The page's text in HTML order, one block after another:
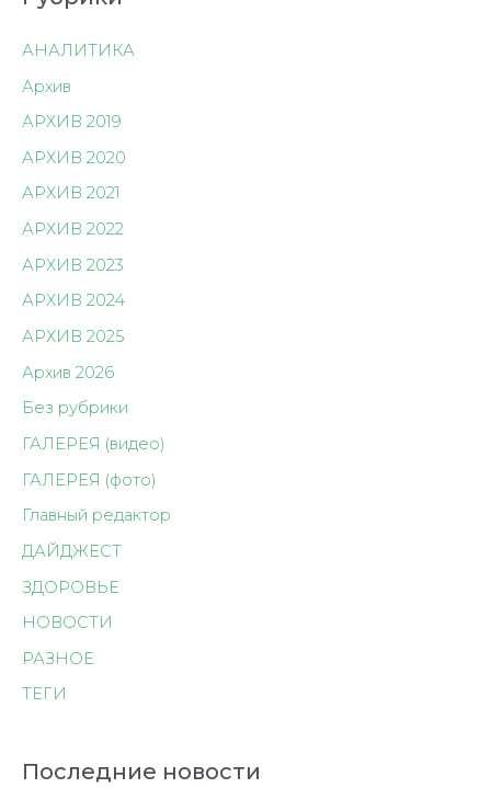
АНАЛИТИКА
Архив
АРХИВ 2019
АРХИВ 2020
АРХИВ 2021
АРХИВ 2022
АРХИВ 2023
АРХИВ 2024
АРХИВ 2025
Архив 2026
Без рубрики
ГАЛЕРЕЯ (видео)
ГАЛЕРЕЯ (фото)
Главный редактор
ДАЙДЖЕСТ
ЗДОРОВЬЕ
НОВОСТИ
РАЗНОЕ
ТЕГИ
Последние новости